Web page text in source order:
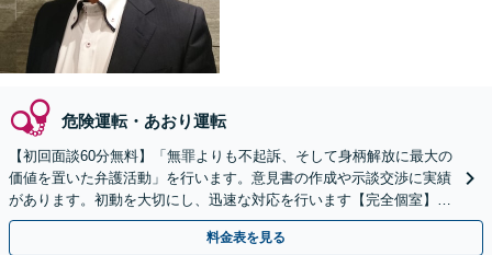
危険運転・あおり運転
【初回面談60分無料】「無罪よりも不起訴、そして身柄解放に最大の
価値を置いた弁護活動」を行います。意見書の作成や示談交渉に実績
があります。初動を大切にし、迅速な対応を行います【完全個室】
【子連れ相談可】【丸太町駅5分】
料金表を見る